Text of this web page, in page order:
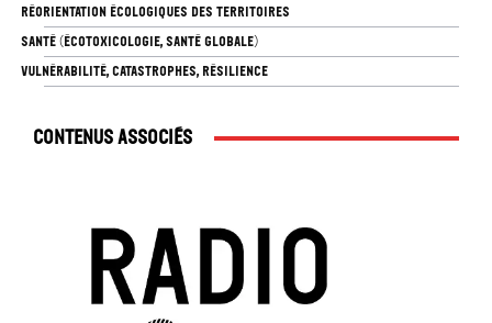
RÉORIENTATION ÉCOLOGIQUES DES TERRITOIRES
SANTÉ (ÉCOTOXICOLOGIE, SANTÉ GLOBALE)
VULNÉRABILITÉ, CATASTROPHES, RÉSILIENCE
Contenus associés